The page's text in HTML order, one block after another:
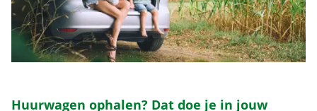
Huurwagen ophalen? Dat doe je in jouw